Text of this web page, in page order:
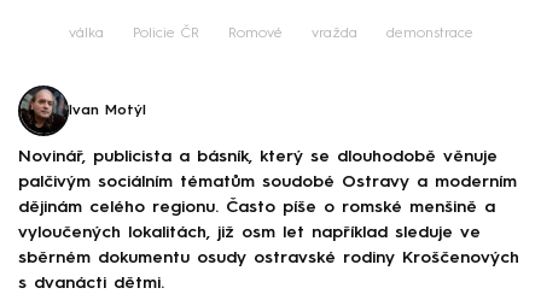
válka Policie ČR Romové vražda demonstrace
Ivan Motýl
Novinář, publicista a básník, který se dlouhodobě věnuje
palčivým sociálním tématům soudobé Ostravy a moderním
dějinám celého regionu. Často píše o romské menšině a
vyloučených lokalitách, již osm let například sleduje ve
sběrném dokumentu osudy ostravské rodiny Kroščenových
s dvanácti dětmi.